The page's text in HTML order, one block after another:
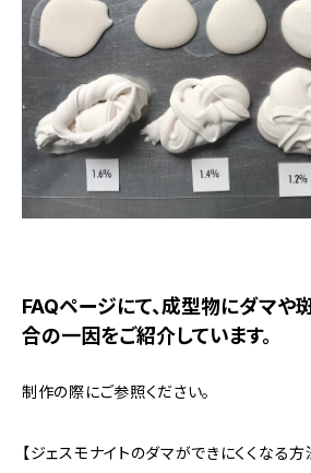
FAQページにて、成型物にダマや
合の一因をご紹介しています。
制作の際にご参照ください。
【ジェスモナイトのダマができにくくなる方